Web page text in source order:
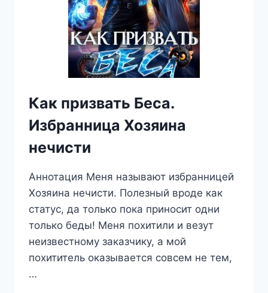
Как призвать Беса.
Избранница Хозяина
нечисти
Аннотация Меня называют избранницей
Хозяина нечисти. Полезный вроде как
статус, да только пока приносит одни
только беды! Меня похитили и везут
неизвестному заказчику, а мой
похититель оказывается совсем не тем,
…